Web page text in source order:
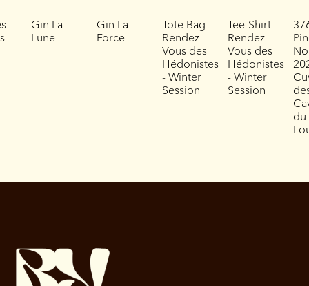
Gin La
Lune
Gin La
Force
Tote Bag
Rendez-
Vous des
Hédonistes
- Winter
Session
Tee-Shirt
Rendez-
Vous des
Hédonistes
- Winter
Session
du